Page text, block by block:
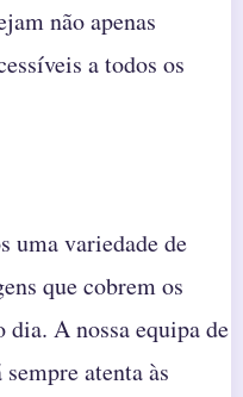
não apenas
a todos os
uma variedade de
que cobrem os
A nossa equipa de
atenta às